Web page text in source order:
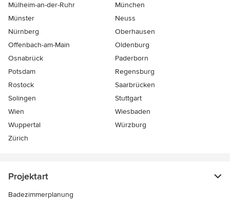
Mülheim-an-der-Ruhr
München
Münster
Neuss
Nürnberg
Oberhausen
Offenbach-am-Main
Oldenburg
Osnabrück
Paderborn
Potsdam
Regensburg
Rostock
Saarbrücken
Solingen
Stuttgart
Wien
Wiesbaden
Wuppertal
Würzburg
Zürich
Projektart
Badezimmerplanung